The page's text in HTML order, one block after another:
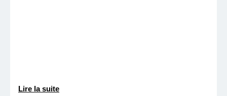
Lire la suite